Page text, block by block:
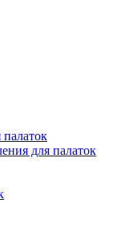
для палаток